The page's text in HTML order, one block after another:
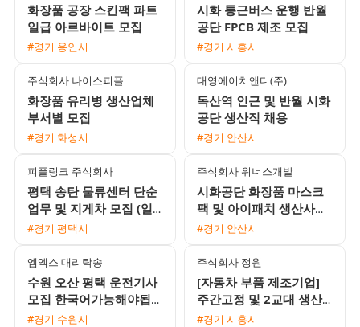
화장품 공장 스킨팩 파트
일급 아르바이트 모집
#경기 용인시
시화 통근버스 운행 반월
공단 FPCB 제조 모집
#경기 시흥시
주식회사 나이스피플
화장품 유리병 생산업체
부서별 모집
#경기 화성시
대영에이치앤디(주)
독산역 인근 및 반월 시화
공단 생산직 채용
#경기 안산시
피플링크 주식회사
평택 송탄 물류센터 단순
업무 및 지게차 모집 (일
급/알바 가능)
#경기 평택시
주식회사 위너스개발
시화공단 화장품 마스크
팩 및 아이패치 생산사원
모집 (주급 가능)
#경기 안산시
엠엑스 대리탁송
수원 오산 평택 운전기사
모집 한국어가능해야됩니
다
#경기 수원시
주식회사 정원
[자동차 부품 제조기업]
주간고정 및 2교대 생산·
물류·검사 사원 모집 (초
#경기 시흥시